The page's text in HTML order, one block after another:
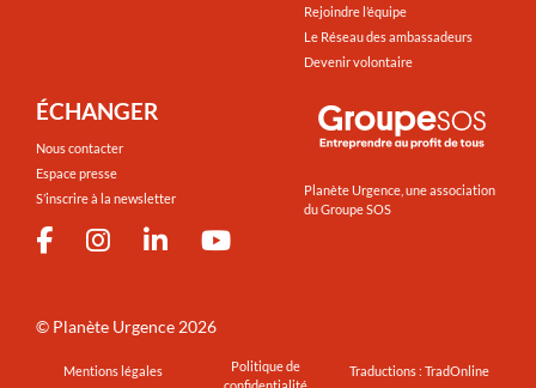
Rejoindre l’équipe
Le Réseau des ambassadeurs
Devenir volontaire
ÉCHANGER
Nous contacter
Espace presse
S’inscrire à la newsletter
Planète Urgence, une association
du Groupe SOS
© Planète Urgence 2026
Mentions légales
Politique de
confidentialité
Traductions : TradOnline